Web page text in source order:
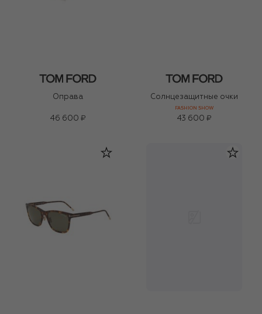
Оправа
46 600 ₽
Солнцезащитные очки
FASHION SHOW
43 600 ₽